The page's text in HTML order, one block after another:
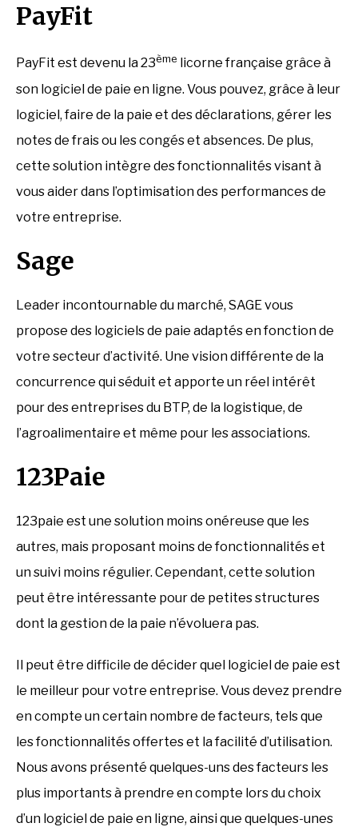
PayFit
PayFit est devenu la 23ème licorne française grâce à
son logiciel de paie en ligne. Vous pouvez, grâce à leur
logiciel, faire de la paie et des déclarations, gérer les
notes de frais ou les congés et absences. De plus,
cette solution intègre des fonctionnalités visant à
vous aider dans l’optimisation des performances de
votre entreprise.
Sage
Leader incontournable du marché, SAGE vous
propose des logiciels de paie adaptés en fonction de
votre secteur d’activité. Une vision différente de la
concurrence qui séduit et apporte un réel intérêt
pour des entreprises du BTP, de la logistique, de
l’agroalimentaire et même pour les associations.
123Paie
123paie est une solution moins onéreuse que les
autres, mais proposant moins de fonctionnalités et
un suivi moins régulier. Cependant, cette solution
peut être intéressante pour de petites structures
dont la gestion de la paie n’évoluera pas.
Il peut être difficile de décider quel logiciel de paie est
le meilleur pour votre entreprise. Vous devez prendre
en compte un certain nombre de facteurs, tels que
les fonctionnalités offertes et la facilité d’utilisation.
Nous avons présenté quelques-uns des facteurs les
plus importants à prendre en compte lors du choix
d’un logiciel de paie en ligne, ainsi que quelques-unes